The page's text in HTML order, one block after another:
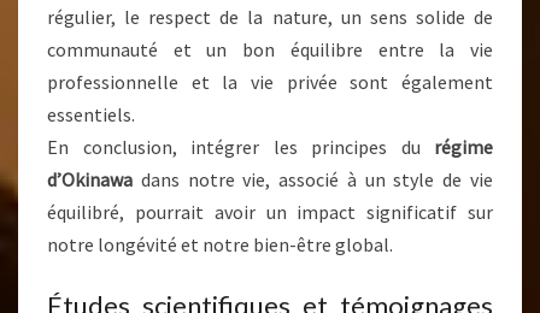
régulier, le respect de la nature, un sens solide de
communauté et un bon équilibre entre la vie
professionnelle et la vie privée sont également
essentiels.
En conclusion, intégrer les principes du régime
d’Okinawa dans notre vie, associé à un style de vie
équilibré, pourrait avoir un impact significatif sur
notre longévité et notre bien-être global.
Études scientifiques et témoignages